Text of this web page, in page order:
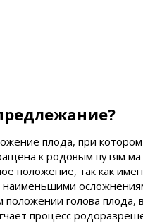
плода, при котором
к родовым путям
положение, так как
положении голова
процесс